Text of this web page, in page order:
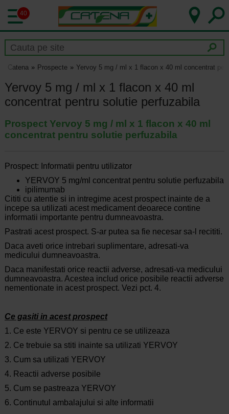
40
Catena Prospecte Yervoy 5 mg / ml x 1 flacon x 40 ml concentrat
Yervoy 5 mg / ml x 1 flacon x 40 ml
concentrat pentru solutie perfuzabila
Prospect Yervoy 5 mg / ml x 1 flacon x 40 ml
concentrat pentru solutie perfuzabila
Prospect: Informatii pentru utilizator
YERVOY 5 mg/ml concentrat pentru solutie perfuzabila
ipilimumab
Cititi cu atentie si in intregime acest prospect inainte de a
incepe sa utilizati acest medicament deoarece contine
informatii importante pentru dumneavoastra.
Pastrati acest prospect. S-ar putea sa fie necesar sa-l recititi.
Daca aveti orice intrebari suplimentare, adresati-va
medicului dumneavoastra.
Daca manifestati orice reactii adverse, adresati-va medicului
dumneavoastra. Acestea includ orice posibile reactii adverse
nementionate in acest prospect. Vezi pct. 4.
Ce gasiti in acest prospect
1. Ce este YERVOY si pentru ce se utilizeaza
2. Ce trebuie sa stiti inainte sa utilizati YERVOY
3. Cum sa utilizati YERVOY
4. Reactii adverse posibile
5. Cum se pastreaza YERVOY
6. Continutul ambalajului si alte informatii